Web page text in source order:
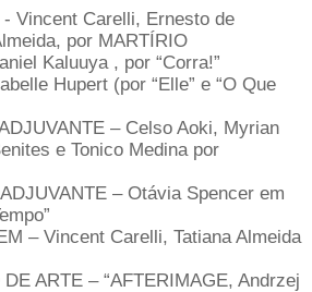
Vincent Carelli, Ernesto de
por MARTÍRIO
Kaluuya , por “Corra!”
Hupert (por “Elle” e “O Que
– Celso Aoki, Myrian
e Tonico Medina por
– Otávia Spencer em
– Vincent Carelli, Tatiana Almeida
ARTE – “AFTERIMAGE, Andrzej